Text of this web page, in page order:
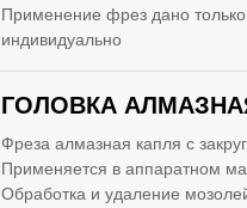
Применение фрез дано
индивидуально
ГОЛОВКА
Фреза алмазная капля с
Применяется в аппаратном
Обработка и удаление